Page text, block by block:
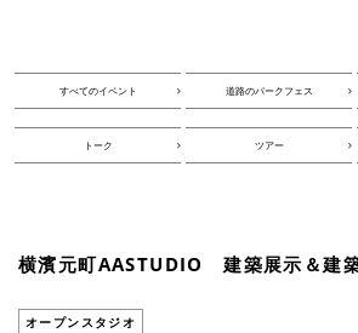
すべてのイベント 道路のパークフェス
トーク ツアー
横濱元町AASTUDIO 建築展示＆建
オープンスタジオ